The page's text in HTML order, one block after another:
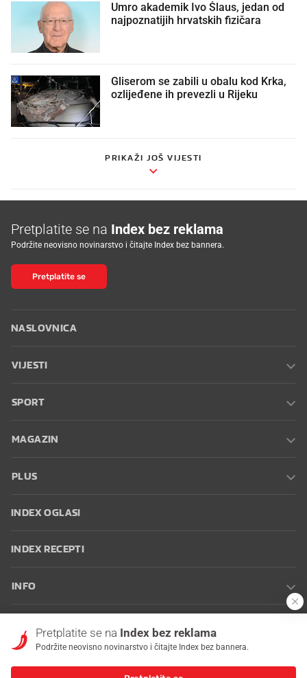
Umro akademik Ivo Šlaus, jedan od
najpoznatijih hrvatskih fizičara
Gliserom se zabili u obalu kod Krka,
ozlijeđene ih prevezli u Rijeku
PRIKAŽI JOŠ VIJESTI
Pretplatite se na Index bez reklama
Podržite neovisno novinarstvo i čitajte Index bez bannera.
Pretplatite se
NASLOVNICA
VIJESTI
SPORT
MAGAZIN
PLUS
INDEX OGLASI
INDEX RECEPTI
INFO
korištenja
Postavke kolačića
Pretplatite se na Index bez reklama
Podržite neovisno novinarstvo i čitajte Index bez bannera.